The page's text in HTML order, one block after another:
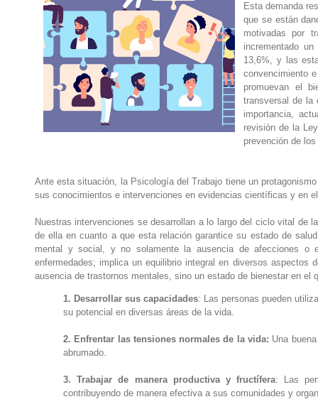
Esta demanda
que se están
motivadas por
incrementado
13,6%, y las
convencimiento
promuevan el
transversal de la
importancia,
revisión de la
prevención de
Ante esta situación, la Psicología del Trabajo tiene un
sus conocimientos e intervenciones en evidencias científicas y en
Nuestras intervenciones se desarrollan a lo largo del ciclo vital de
de ella en cuanto a que esta relación garantice su estado de
mental y social, y no solamente la ausencia de afecciones o
enfermedades; implica un equilibrio integral en diversos
ausencia de trastornos mentales, sino un estado de bienestar en el
1. Desarrollar sus capacidades: Las personas pueden
su potencial en diversas áreas de la vida.
2. Enfrentar las tensiones normales de la vida: Una
abrumado.
3. Trabajar de manera productiva y fructífera: Las
contribuyendo de manera efectiva a sus comunidades y